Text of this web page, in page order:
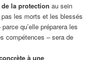
la protection au sein
pas les morts et les blessés
qu’elle préparera les
compétences – sera de
à une